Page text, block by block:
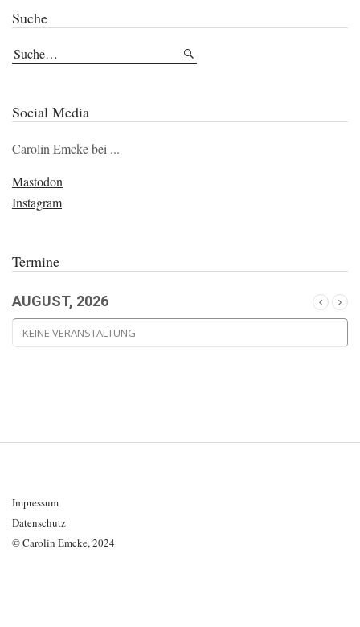
Suche
Social Media
Carolin Emcke bei ...
Mastodon
Instagram
Termine
AUGUST, 2026
KEINE VERANSTALTUNG
Impressum
Datenschutz
© Carolin Emcke, 2024